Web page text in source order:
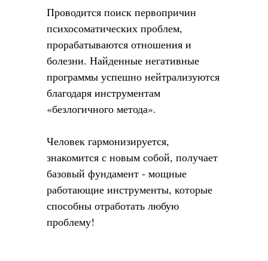
Проводится поиск первопричин
психосоматических проблем,
прорабатываются отношения и
болезни. Найденные негативные
программы успешно нейтрализуются
благодаря инструментам
«безлогичного метода».
Человек гармонизируется,
знакомится с новым собой, получает
базовый фундамент - мощные
работающие инструменты, которые
способны отработать любую
проблему!